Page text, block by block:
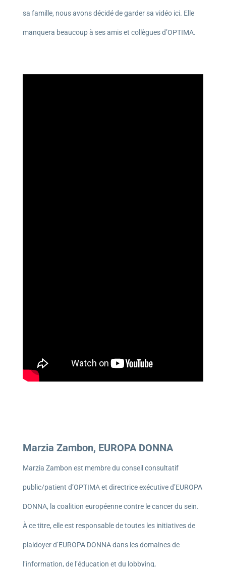
sa famille, nous avons décidé de garder sa vidéo ici. Elle
manquera beaucoup à ses amis et collègues d’OPTIMA.
Marzia Zambon, EUROPA DONNA
Marzia Zambon est membre du conseil consultatif
public/patient d’OPTIMA et directrice exécutive d’EUROPA
DONNA, la coalition européenne contre le cancer du sein.
À ce titre, elle est responsable de toutes les initiatives de
plaidoyer d’EUROPA DONNA dans les domaines de
l’information, de l’éducation et du lobbying,